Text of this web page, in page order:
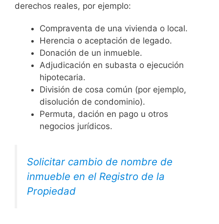
derechos reales, por ejemplo:
Compraventa de una vivienda o local.
Herencia o aceptación de legado.
Donación de un inmueble.
Adjudicación en subasta o ejecución
hipotecaria.
División de cosa común (por ejemplo,
disolución de condominio).
Permuta, dación en pago u otros
negocios jurídicos.
Solicitar cambio de nombre de
inmueble en el Registro de la
Propiedad